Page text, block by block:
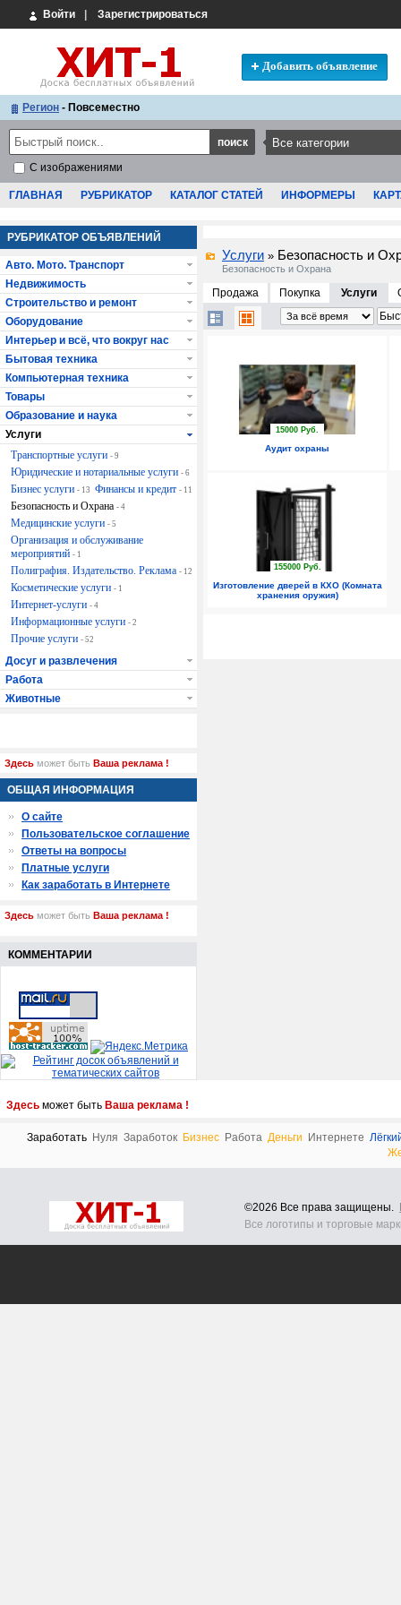
Войти Зарегистрироваться
Добавить объявление
Регион - Повсеместно
С изображениями
ГЛАВНАЯ РУБРИКАТОР КАТАЛОГ СТАТЕЙ ИНФОРМЕРЫ
Услуги » Безопасность и
Безопасность и Охрана
Продажа Покупка Услуги
15000 Руб.
Аудит охраны
155000 Руб.
Изготовление дверей в КХО (Комната
хранения оружия)
РУБРИКАТОР ОБЪЯВЛЕНИЙ
Авто. Мото. Транспорт
Недвижимость
Строительство и ремонт
Оборудование
Интерьер и всё, что вокруг нас
Бытовая техника
Компьютерная техника
Товары
Образование и наука
Услуги
Транспортные услуги - 9
Юридические и нотариальные услуги - 6
Бизнес услуги - 13 Финансы и кредит - 11
Безопасность и Охрана - 4
Медицинские услуги - 5
Организация и обслуживание
мероприятий - 1
Полиграфия. Издательство. Реклама - 12
Косметические услуги - 1
Интернет-услуги - 4
Информационные услуги - 2
Прочие услуги - 52
Досуг и развлечения
Работа
Животные
Здесь может быть Ваша реклама !
ОБЩАЯ ИНФОРМАЦИЯ
О сайте
Пользовательское соглашение
Ответы на вопросы
Платные услуги
Как заработать в Интернете
Здесь может быть Ваша реклама !
КОММЕНТАРИИ
Здесь может быть Ваша реклама !
Заработать Нуля Заработок Бизнес Работа Деньги Интернете
©2026 Все права защищены.
Все логотипы и торговые